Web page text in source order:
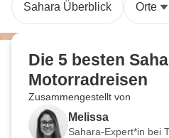
Sahara Überblick Orte
Die 5 besten
Motorradreisen
Zusammengestellt von
Melissa
Sahara-Expert*in bei